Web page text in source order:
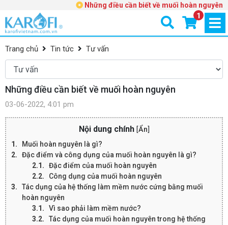
Những điều cần biết về muối hoàn nguyên
1
Trang chủ Tin tức Tư vấn
Những điều cần biết về muối hoàn nguyên
03-06-2022, 4:01 pm
Nội dung chính [Ẩn
Muối hoàn nguyên là gì?
Đặc điểm và công dụng của muối hoàn nguyên là gì?
Đặc điểm của muối hoàn nguyên
Công dụng của muối hoàn nguyên
Tác dụng của hệ thống làm mềm nước cứng bằng muối
hoàn nguyên
Vì sao phải làm mềm nước?
Tác dụng của muối hoàn nguyên trong hệ thống